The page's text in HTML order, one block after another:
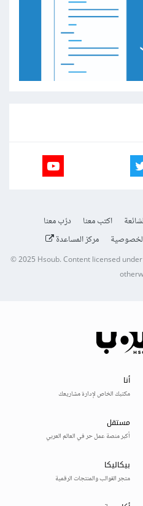
اكتب معنا
درّب معنا
مركز المساعدة
© 2025Hsoub.Content licensed